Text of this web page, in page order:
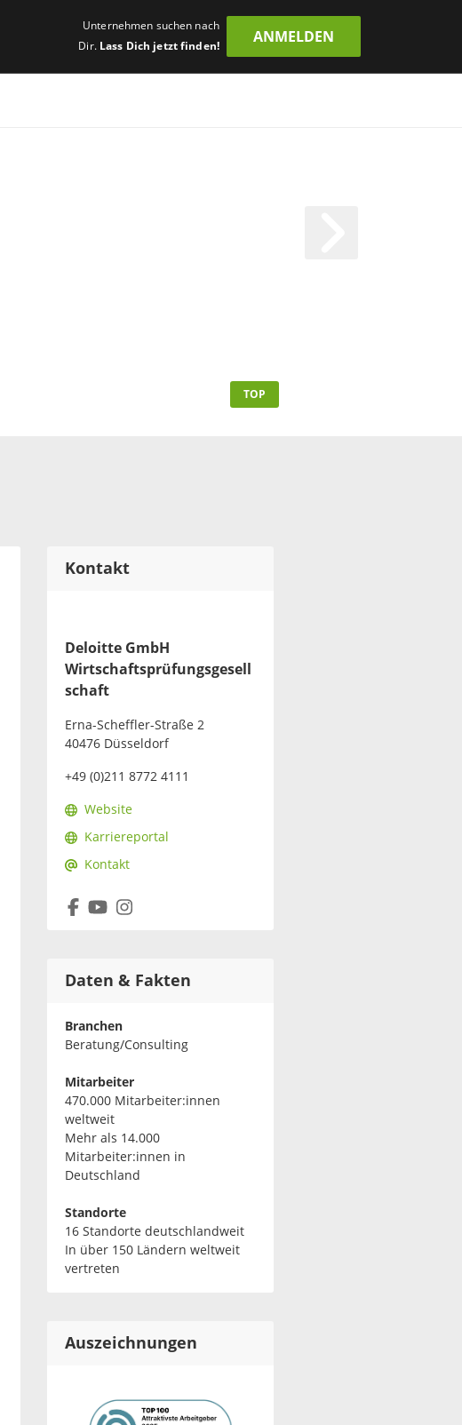
Unternehmen suchen nach
Dir. Lass Dich jetzt finden!
ANMELDEN
TOP
Kontakt
Deloitte GmbH
Wirtschaftsprüfungsgesell
schaft
Erna-Scheffler-Straße 2
40476 Düsseldorf
+49 (0)211 8772 4111
Website
Karriereportal
Kontakt
Daten & Fakten
Branchen
Beratung/Consulting
Mitarbeiter
470.000 Mitarbeiter:innen
weltweit
Mehr als 14.000
Mitarbeiter:innen in
Deutschland
Standorte
16 Standorte deutschlandweit
In über 150 Ländern weltweit
vertreten
Auszeichnungen